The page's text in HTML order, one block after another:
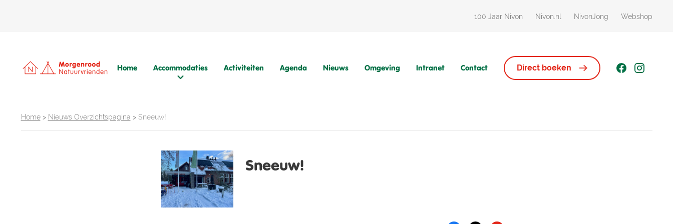
100 Jaar Nivon Nivon.nl NivonJong Webshop
Home Accommodaties Activiteiten Agenda Nieuws Omgeving Intranet Contact Direct boeken
Home> Nieuws Overzichtspagina > Sneeuw!
Sneeuw!